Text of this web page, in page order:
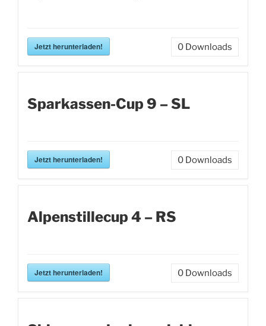
Jetzt herunterladen! 0 Downloads
Sparkassen-Cup 9 – SL
Jetzt herunterladen! 0 Downloads
Alpenstillecup 4 – RS
Jetzt herunterladen! 0 Downloads